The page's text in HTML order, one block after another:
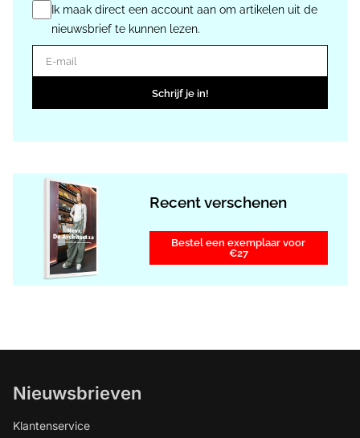
Ik maak direct een account aan om artikelen uit de
nieuwsbrief te kunnen lezen.
E-mail
Schrijf je in!
Recent verschenen
Bestel een exemplaar voor
€27
Nieuwsbrieven
Klantenservice